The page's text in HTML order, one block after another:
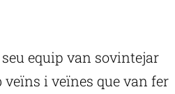
equip van sovintejar
i veïnes que van fer